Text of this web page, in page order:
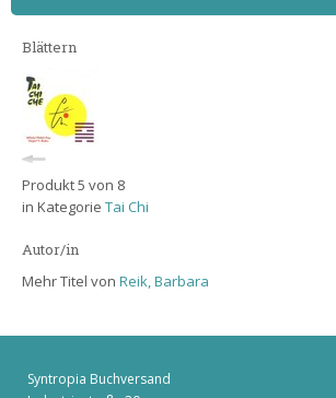
Blättern
Produkt 5 von 8
in Kategorie Tai Chi
Autor/in
Mehr Titel von Reik, Barbara
Syntropia Buchversand